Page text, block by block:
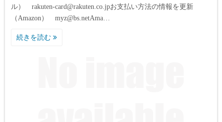
ル） rakuten-card@rakuten.co.jpお支払い方法の情報を更新
（Amazon） myz@bs.netAma…
続きを読む